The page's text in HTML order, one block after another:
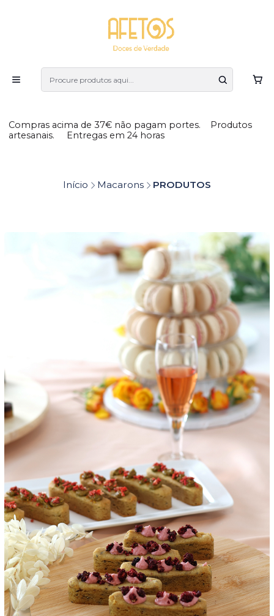
Compras acima de 37€ não pagam portes. Produtos
artesanais. Entregas em 24 horas
Início Macarons PRODUTOS